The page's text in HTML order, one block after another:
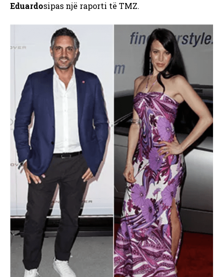
Eduardosipas një raporti të TMZ.